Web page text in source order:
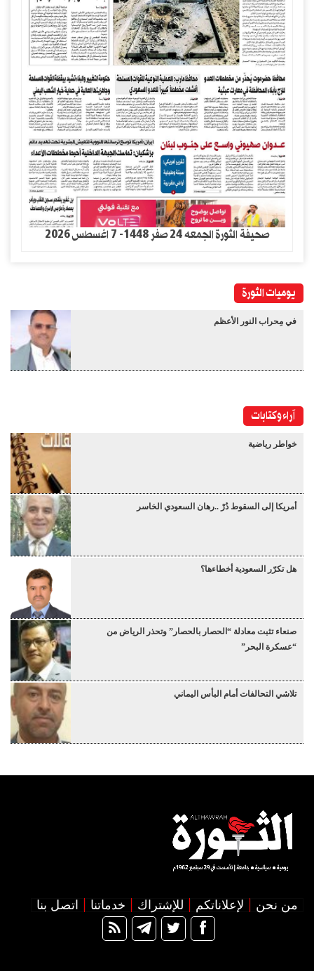
صحيفة الثورة الجمعه 24 صفر 1448- 7 اغسطس 2026
يوميات الثورة
في مِحراب النور الأعظم
آراء وكتابات
خواطر رياضية
أمريكا إلى السقوط دُرْ ..رهان السعودي الخاسر
هل تكرّر السعودية أخطاءها؟
صنعاء تثبت معادلة “الحصار بالحصار” وتحذر الرياض من
“عسكرة البحر”
تلاشي التحالفات أمام البأس اليماني
من نحن لإعلاناتكم للإشتراك خدماتنا اتصل بنا